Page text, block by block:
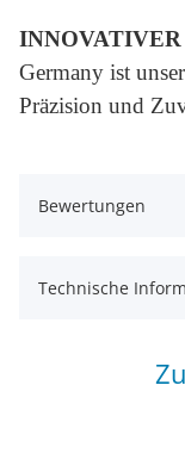
Germany ist
Präzision und
Bewertungen
Technische